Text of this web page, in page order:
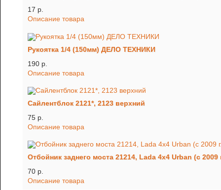
17 p.
Описание товара
Рукоятка 1/4 (150мм) ДЕЛО ТЕХНИКИ
190 p.
Описание товара
Сайлентблок 2121*, 2123 верхний
75 p.
Описание товара
Отбойник заднего моста 21214, Lada 4х4 Urban (с 2009
70 p.
Описание товара